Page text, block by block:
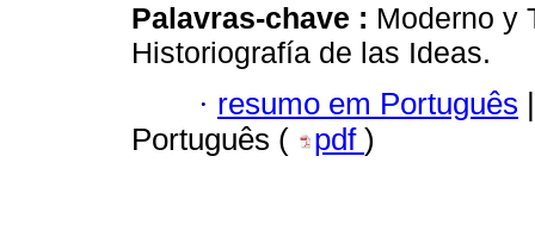
Palavras-chave : Moderno y
Historiografía de las Ideas.
· resumo em Português |
Português (
pdf )